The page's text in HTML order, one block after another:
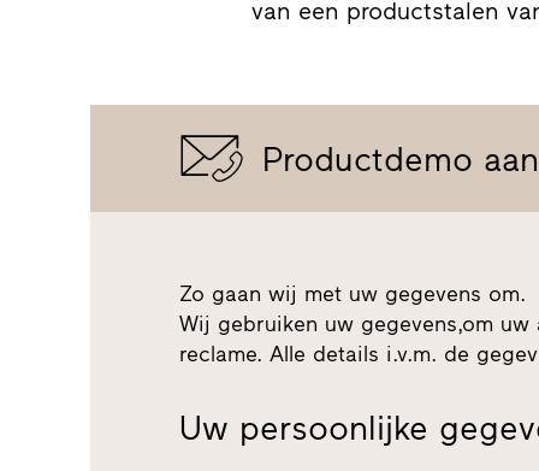
van een productstalen
Productdemo
Zo gaan wij met uw gegevens om.
Wij gebruiken uw gegevens,om
reclame. Alle details i.v.m. de
Uw persoonlijke